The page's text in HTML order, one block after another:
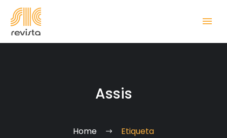
Assis
Home Etiqueta